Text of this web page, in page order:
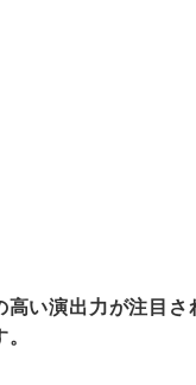
い演出力が注目さ